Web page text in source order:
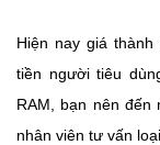
Hiện nay giá
tiền người tiêu
RAM, bạn nên
nhân viên tư vấn